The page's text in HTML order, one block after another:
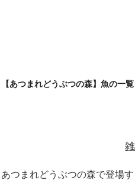
【あつまれどうぶつの森】魚の一
あつまれどうぶつの森で登場